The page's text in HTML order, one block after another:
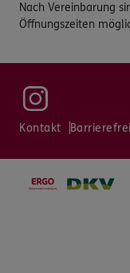
Nach Vereinbarung
Öffnungszeiten
Kontakt